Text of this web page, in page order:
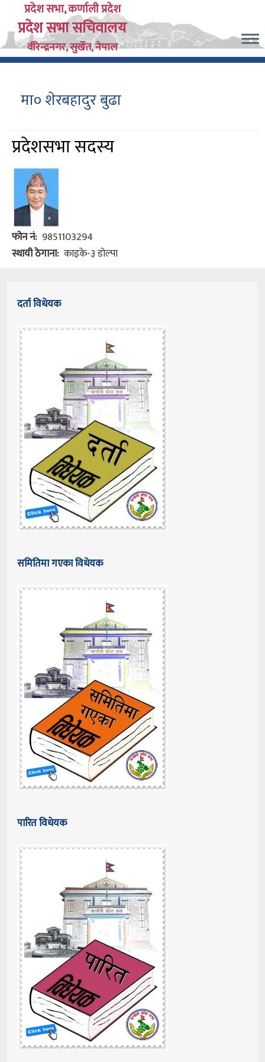
main
content
प्रदेश सभा, कर्णाली प्रदेश
प्रदेश सभा सचिवालय
वीरेन्द्रनगर, सुर्खेत, नेपाल
मा० शेरबहादुर बुढा
प्रदेशसभा सदस्य
फोन नं 9851103294
स्थायी ठेगाना काइके-३ डोल्पा
दर्ता विधेयक
समितिमा गएका विधेयक
पारित विधेयक